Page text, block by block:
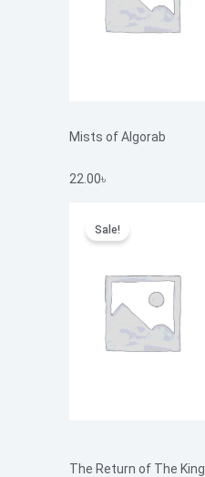
Mists of Algorab
22.00৳
Sale!
The Return of The King
price
32.00৳ .28.00৳ .